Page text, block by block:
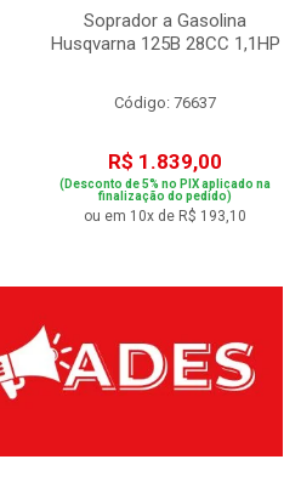
Soprador a Gasolina
Husqvarna 125B 28CC 1,1HP
Código: 76637
R$ 1.839,00
(Desconto de 5% no PIX aplicado na
finalização do pedido)
ou em 10x de R$ 193,10